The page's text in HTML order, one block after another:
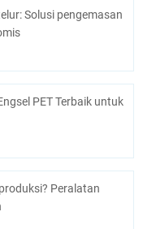
Solusi pengemasan
PET Terbaik untuk
Peralatan